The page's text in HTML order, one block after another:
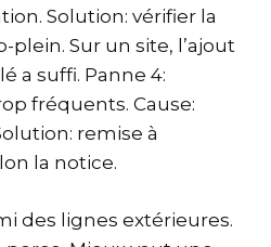
Solution: vérifier la
Sur un site, l’ajout
a suffi. Panne 4:
fréquents. Cause:
remise à
la notice.
des lignes extérieures.